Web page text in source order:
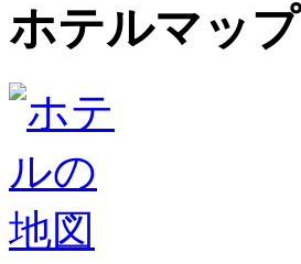
ホテルマップ